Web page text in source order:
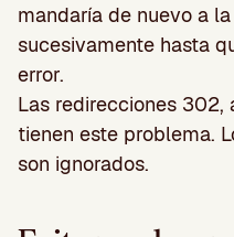
mandaría de nuevo a
sucesivamente hasta
error.
Las redirecciones 302,
tienen este problema.
son ignorados.